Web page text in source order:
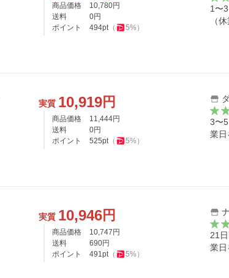
商品価格 10,780円
送料
0円
ポイント
494pt（ 5%）
1〜
（
実質 10,919円
商品価格 11,444円
送料
0円
ポイント
525pt（ 5%）
3〜
業日
実質 10,946円
商品価格 10,747 円
送料
690円
ポイント
491pt（ 5%）
21
業日